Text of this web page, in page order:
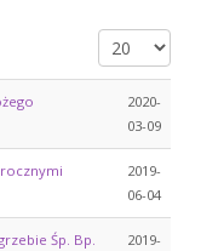
Pokaż #
2020-
03-09
2019-
06-04
Śp. Bp.
2019-